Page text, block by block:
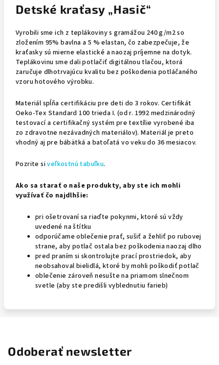
Detské kraťasy „Hasič“
Vyrobili sme ich z teplákoviny s gramážou 240 g/m2 so
zložením 95% bavlna a 5 % elastan, čo zabezpečuje, že
kraťasky sú mierne elastické a naozaj príjemne na dotyk.
Teplákovinu sme dali potlačiť digitálnou tlačou, ktorá
zaručuje dlhotrvajúcu kvalitu bez poškodenia potláčaného
vzoru hotového výrobku.
Materiál spĺňa certifikáciu pre deti do 3 rokov. Certifikát
Oeko-Tex Standard 100 trieda I. (od r. 1992 medzinárodný
testovací a certifikačný systém pre textílie vyrobené iba
zo zdravotne nezávadných materiálov). Materiál je preto
vhodný aj pre bábätká a batoľatá vo veku do 36 mesiacov.
Pozrite siveľkostnú tabuľku.
Ako sa starať o naše produkty, aby ste ich mohli
využívať čo najdlhšie:
pri ošetrovaní sa riaďte pokynmi, ktoré sú vždy
uvedené na štítku
odporúčame oblečenie prať, sušiť a žehliť po rubovej
strane, aby potlač ostala bez poškodenia naozaj dlho
pred praním si skontrolujte prací prostriedok, aby
neobsahoval bielidlá, ktoré by mohli poškodiť potlač
oblečenie zároveň nesušte na priamom slnečnom
svetle (aby ste predišli vyblednutiu farieb)
Odoberať newsletter